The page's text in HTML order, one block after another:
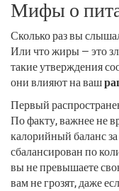
Мифы о
Сколько раз вы
Или что жиры — это
такие утверждения
они влияют на ваш
Первый
По факту, важнее не
калорийный баланс
сбалансирован по
вы не превышаете
вам не грозят, даже